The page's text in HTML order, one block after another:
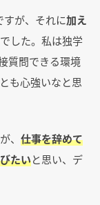
すが、それに加え
した。私は独学
質問できる環境
も心強いなと思
、 仕事を辞めて
たいと思い、デ